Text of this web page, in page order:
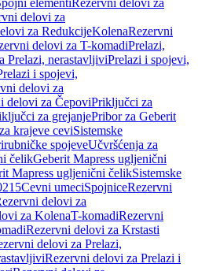
elementi Rezervni delovi za
delovi za
za RedukcijeKolenaRezervni
delovi za T-komadiPrelazi,
Prelazi, nerastavljiviPrelazi i spojevi,
i spojevi,
delovi za
delovi za ČepoviPriključci za
za grejanjePribor za Geberit
krajeve ceviSistemske
spojeveUčvršćenja za
čelikGeberit Mapress ugljenični
Mapress ugljenični čelikSistemske
Cevni umeciSpojniceRezervni
delovi za
za KolenaT-komadiRezervni
Rezervni delovi za Krstasti
delovi za Prelazi,
Rezervni delovi za Prelazi i